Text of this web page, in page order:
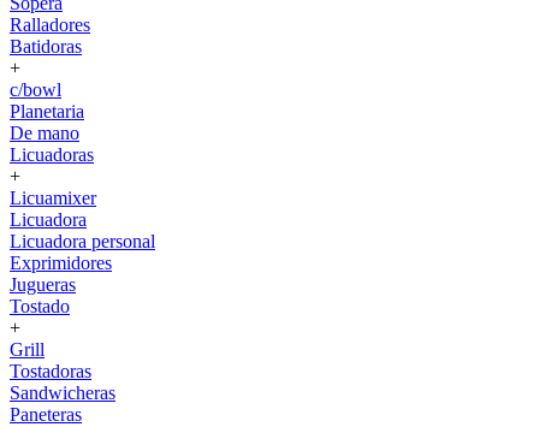
Ralladores
Batidoras
+
c/bowl
Planetaria
De mano
Licuadoras
+
Licuamixer
Licuadora
Licuadora personal
Exprimidores
Jugueras
Tostado
+
Grill
Tostadoras
Sandwicheras
Paneteras